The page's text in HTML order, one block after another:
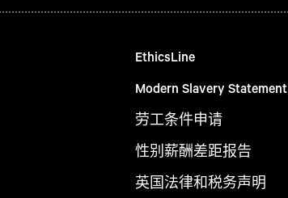
EthicsLine
Modern Slavery Statement
劳工条件申请
性别薪酬差距报告
英国法律和税务声明